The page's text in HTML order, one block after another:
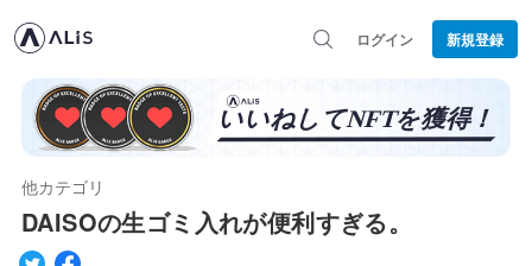
ログイン 新規登録
他カテゴリ
DAISOの生ゴミ入れが便利すぎる。